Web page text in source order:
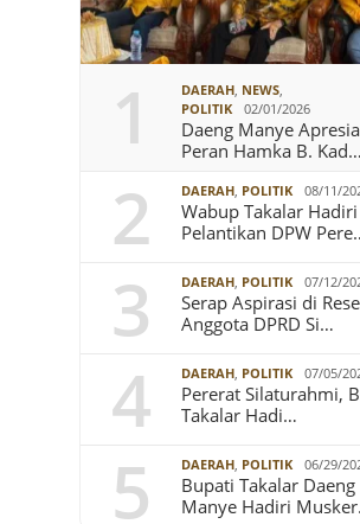
1 DAERAH, NEWS,
POLITIK
02/01/2026
Daeng Manye
Peran Hamka B. Kad…
2 DAERAH, POLITIK 08/11/
Wabup Takalar Hadiri
Pelantikan DPW
3 DAERAH, POLITIK 07/12/
Serap Aspirasi di
Anggota DPRD Si…
4 DAERAH, POLITIK 07/05/
Pererat Silaturahmi,
Takalar Hadi…
5 DAERAH, POLITIK 06/29/
Bupati Takalar Daeng
Manye Hadiri